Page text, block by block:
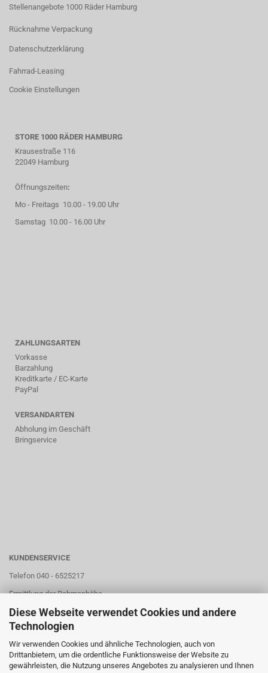
Diese Webseite verwendet Cookies und andere
Technologien
Wir verwenden Cookies und ähnliche Technologien, auch von
Drittanbietern, um die ordentliche Funktionsweise der Website zu
gewährleisten, die Nutzung unseres Angebotes zu analysieren und Ihnen
Stellenangebote 1000 Räder Hamburg
Rücknahme Verpackung
Datenschutzerklärung
Fahrrad-Leasing
Cookie Einstellungen
STORE 1000 RÄDER HAMBURG
Krausestraße 116
22049 Hamburg
Öffnungszeiten:
Mo - Freitags 10.00 - 19.00 Uhr
Samstag 10.00 - 16.00 Uhr
ZAHLUNGSARTEN
Vorkasse
Barzahlung
Kreditkarte / EC-Karte
PayPal
VERSANDARTEN
Abholung im Geschäft
Bringservice
KUNDENSERVICE
Telefon 040 - 6525217
Ermittlung der Rahmenhöhe
Unser Store
Wir kaufen dein Rad
Kontaktformular